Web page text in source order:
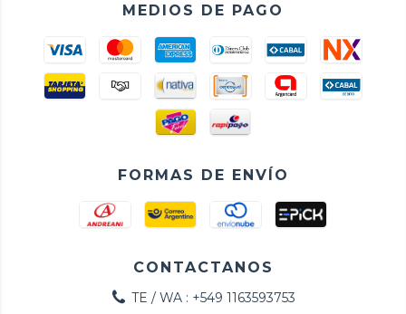
MEDIOS DE PAGO
FORMAS DE ENVÍO
CONTACTANOS
TE / WA : +549 1163593753